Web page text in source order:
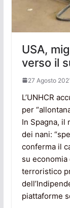
USA,
verso il
27 Agosto
L’UNHCR
per
In Spagna,
dei nani:
conferma il
su economia
terroristico
piattaforme